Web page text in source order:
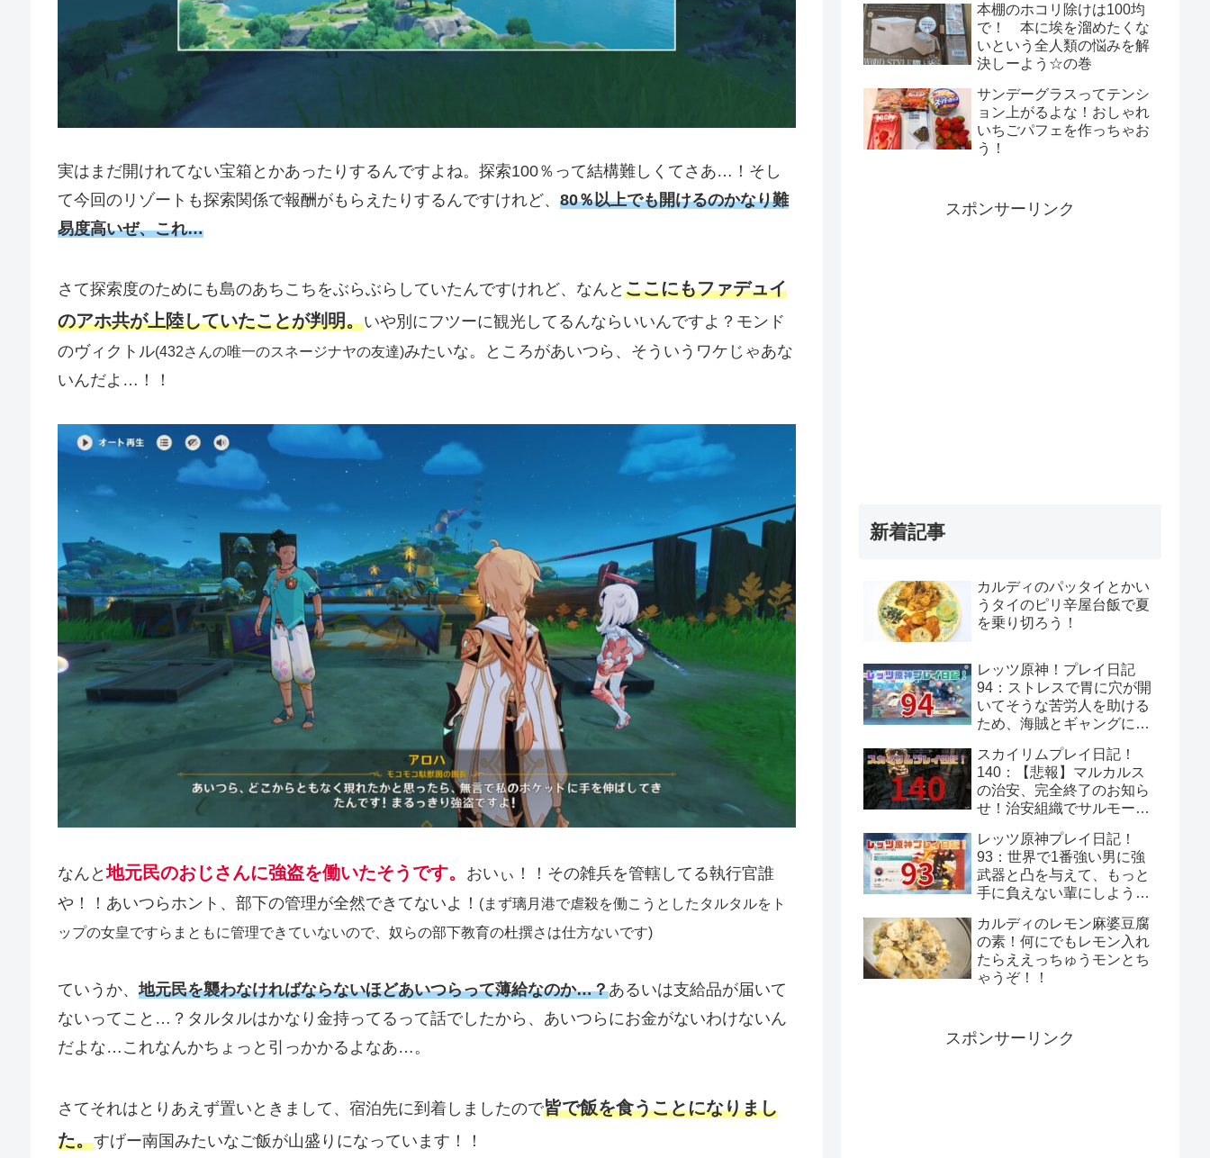
実はまだ開けれてない宝箱とかあったりするんですよね。探索100％って結構難しくてさあ…！そし
て今回のリゾートも探索関係で報酬がもらえたりするんですけれど、 80％以上でも開けるのかなり難
易度高いぜ、これ…
さて探索度のためにも島のあちこちをぶらぶらしていたんですけれど、なんと ここにもファデュイ
のアホ共が上陸していたことが判明。いや別にフツーに観光してるんならいいんですよ？モンド
のヴィクトル(432さんの唯一のスネージナヤの友達)みたいな。ところがあいつら、そういうワケじゃあな
いんだよ…！！
なんと地元民のおじさんに強盗を働いたそうです。 おいぃ！！その雑兵を管轄してる執行官誰
や！！あいつらホント、部下の管理が全然できてないよ！ (まず璃月港で虐殺を働こうとしたタルタルをト
ップの女皇ですらまともに管理できていないので、奴らの部下教育の杜撰さは仕方ないです)
ていうか、地元民を襲わなければならないほどあいつらって薄給なのか…？あるいは支給品が届いて
ないってこと…？タルタルはかなり金持ってるって話でしたから、あいつらにお金がないわけないん
だよな…これなんかちょっと引っかかるよなあ…。
さてそれはとりあえず置いときまして、宿泊先に到着しましたので皆で飯を食うことになりまし
た。すげー南国みたいなご飯が山盛りになっています！！
本棚のホコリ除けは100均
で！ 本に埃を溜めたくな
いという全人類の悩みを解
決しーよう☆の巻
サンデーグラスってテンシ
ョン上がるよな！おしゃれ
いちごパフェを作っちゃお
う！
スポンサーリンク
新着記事
カルディのパッタイとかい
うタイのピリ辛屋台飯で夏
を乗り切ろう！
レッツ原神！プレイ日記
94：ストレスで胃に穴が開
いてそうな苦労人を助ける
ため、海賊とギャングに話
と岩礁の邂逅！
スカイリムプレイ日記！
140：【悲報】マルカルス
の治安、完全終了のお知ら
せ！治安組織でサルモール
だ～
レッツ原神プレイ日記！
93：世界で1番強い男に強
武器と凸を与えて、もっと
手に負えない輩にしよう！
詩』！
カルディのレモン麻婆豆腐
の素！何にでもレモン入れ
たらええっちゅうモンとち
ゃうぞ！！
スポンサーリンク